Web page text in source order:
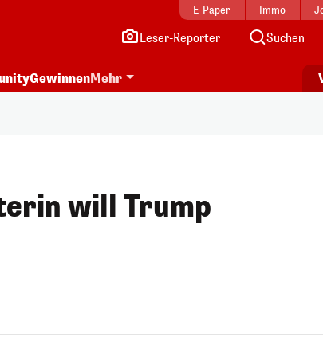
E-Paper Immo
Leser-Reporter Suchen
GewinnenMehr
will Trump